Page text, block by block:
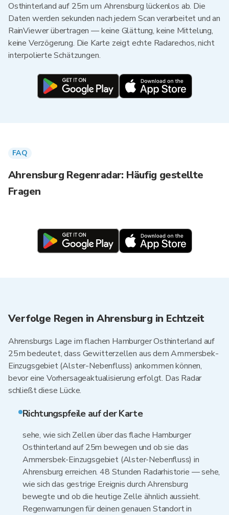
Osthinterland auf 25m um Ahrensburg lückenlos ab. Die
Daten werden sekunden nach jedem Scan verarbeitet und an
RainViewer übertragen — keine Glättung, keine Mittelung,
keine Verzögerung. Die Karte zeigt echte Radarechos, nicht
interpolierte Schätzungen.
FAQ
Ahrensburg Regenradar: Häufig gestellte
Fragen
Verfolge Regen in Ahrensburg in Echtzeit
Ahrensburgs Lage im flachen Hamburger Osthinterland auf
25m bedeutet, dass Gewitterzellen aus dem Ammersbek-
Einzugsgebiet (Alster-Nebenfluss) ankommen können,
bevor eine Vorhersageaktualisierung erfolgt. Das Radar
schließt diese Lücke.
Richtungspfeile auf der Karte
sehe, wie sich Zellen über das flache Hamburger
Osthinterland auf 25m bewegen und ob sie das
Ammersbek-Einzugsgebiet (Alster-Nebenfluss) in
Ahrensburg erreichen. 48 Stunden Radarhistorie — sehe,
wie sich das gestrige Ereignis durch Ahrensburg
bewegte und ob die heutige Zelle ähnlich aussieht.
Regenwarnungen für deinen genauen Standort in